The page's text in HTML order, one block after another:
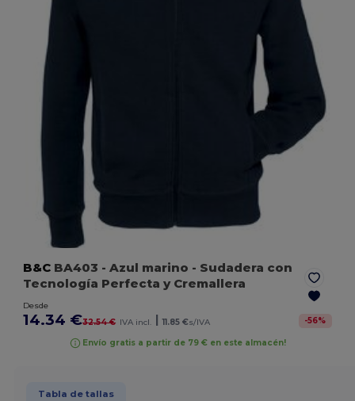
B&C BA403 - Azul marino - Sudadera con
Tecnología Perfecta y Cremallera
Desde
14.34 €32.54 € IVA incl. | 11.85 €s/IVA -56%
Envío gratis a partir de 79 € en este almacén!
Tabla de tallas